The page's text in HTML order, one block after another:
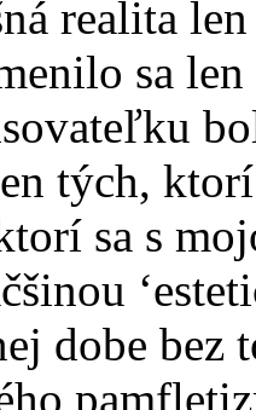
realita
sa
tých,
sa s
dobe bez